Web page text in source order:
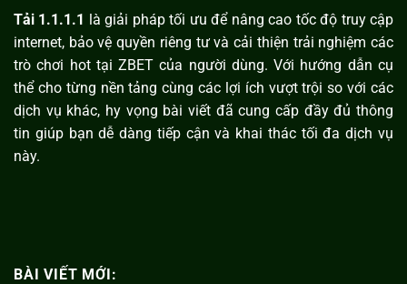
Tải 1.1.1.1 là giải pháp tối ưu để nâng cao tốc độ truy cập
internet, bảo vệ quyền riêng tư và cải thiện trải nghiệm các
trò chơi hot tại ZBET của người dùng. Với hướng dẫn cụ
thể cho từng nền tảng cùng các lợi ích vượt trội so với các
dịch vụ khác, hy vọng bài viết đã cung cấp đầy đủ thông
tin giúp bạn dễ dàng tiếp cận và khai thác tối đa dịch vụ
này.
BÀI VIẾT MỚI: